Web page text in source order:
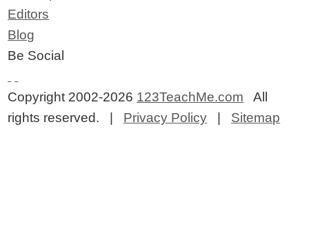
Editors
Blog
Be Social
Copyright 2002-2026 123TeachMe.com All
rights reserved. | Privacy Policy Sitemap